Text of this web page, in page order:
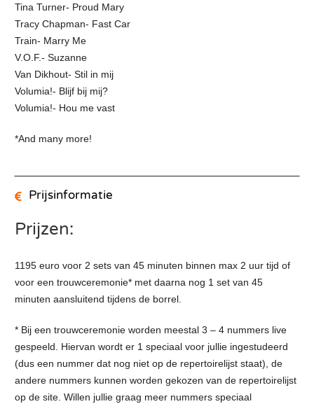
Tina Turner- Proud Mary
Tracy Chapman- Fast Car
Train- Marry Me
V.O.F.- Suzanne
Van Dikhout- Stil in mij
Volumia!- Blijf bij mij?
Volumia!- Hou me vast
*And many more!
Prijsinformatie
Prijzen:
1195 euro voor 2 sets van 45 minuten binnen max 2 uur tijd of
voor een trouwceremonie* met daarna nog 1 set van 45
minuten aansluitend tijdens de borrel.
* Bij een trouwceremonie worden meestal 3 – 4 nummers live
gespeeld. Hiervan wordt er 1 speciaal voor jullie ingestudeerd
(dus een nummer dat nog niet op de repertoirelijst staat), de
andere nummers kunnen worden gekozen van de repertoirelijst
op de site. Willen jullie graag meer nummers speciaal